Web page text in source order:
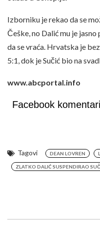
Izborniku je rekao da se
Češke, no Dalić mu je
da se vraća. Hrvatska je
5:1, dok je Sučić bio na
www.abcportal.info
Facebook komentari
Tagovi DEAN LOVREN
ZLATKO DALIĆ SUSPENDIRAO